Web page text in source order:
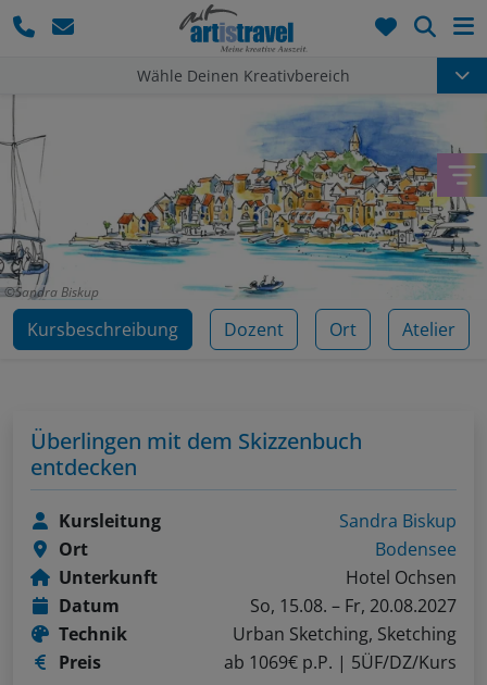
Wähle Deinen Kreativbereich
Sandra Biskup
Kursbeschreibung Dozent Ort Atelier
Überlingen mit dem Skizzenbuch
entdecken
Kursleitung
Sandra Biskup
Ort
Bodensee
Unterkunft
Hotel Ochsen
Datum
So, 15.08. – Fr, 20.08.2027
Technik
Urban Sketching, Sketching
Preis
ab 1069€ p.P. | 5ÜF/DZ/Kurs